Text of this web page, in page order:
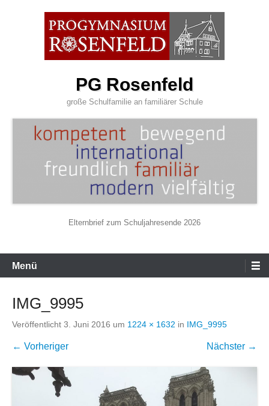
PG Rosenfeld
große Schulfamilie an familiärer Schule
Elternbrief zum Schuljahresende 2026
Primäres
Menü
Menü
IMG_9995
Veröffentlicht 3. Juni 2016 um 1224 × 1632 in IMG_9995
← Vorheriger Nächster →